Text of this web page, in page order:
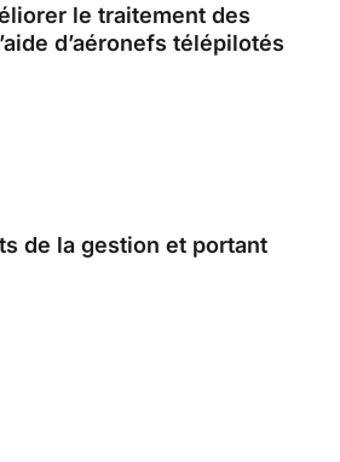
le traitement des
d’aéronefs télépilotés
de la gestion et portant